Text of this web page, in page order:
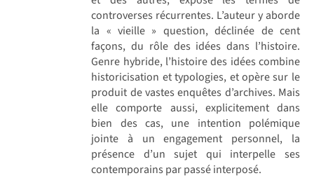
controverses récurrentes. L’auteur y aborde
la « vieille » question, déclinée de cent
façons, du rôle des idées dans l’histoire.
Genre hybride, l’histoire des idées combine
historicisation et typologies, et opère sur le
produit de vastes enquêtes d’archives. Mais
elle comporte aussi, explicitement dans
bien des cas, une intention polémique
jointe à un engagement personnel, la
présence d’un sujet qui interpelle ses
contemporains par passé interposé.